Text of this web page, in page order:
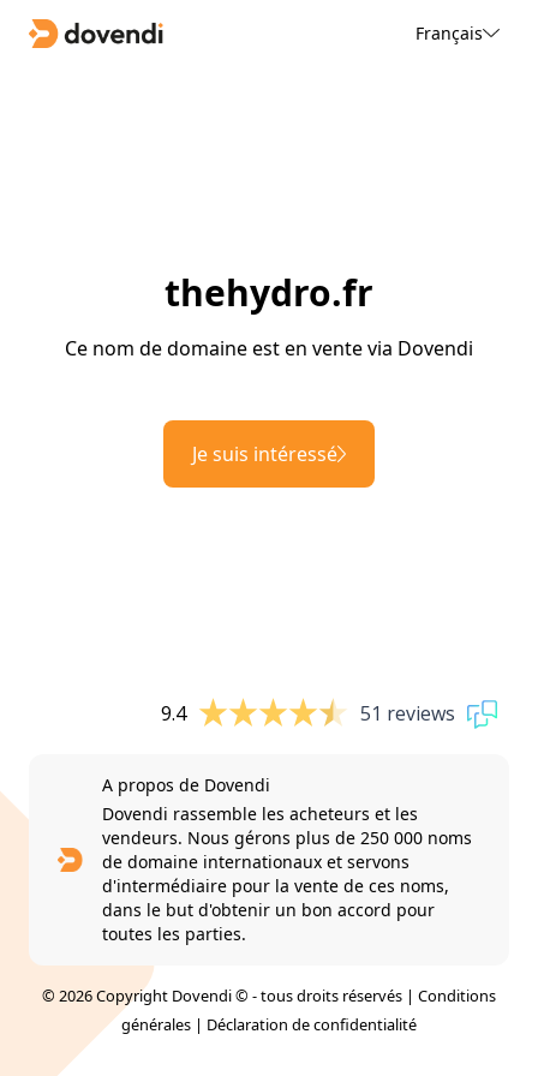
Français
thehydro.fr
Ce nom de domaine est en vente via Dovendi
Je suis intéressé
9.4 51 reviews
A propos de Dovendi
Dovendi rassemble les acheteurs et les
vendeurs. Nous gérons plus de 250 000 noms
de domaine internationaux et servons
d'intermédiaire pour la vente de ces noms,
dans le but d'obtenir un bon accord pour
toutes les parties.
© 2026 Copyright Dovendi © - tous droits réservés | Conditions
générales | Déclaration de confidentialité